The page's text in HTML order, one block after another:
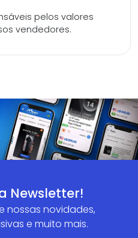
pelos valores
vendedores.
Newsletter!
nossas novidades,
e muito mais.